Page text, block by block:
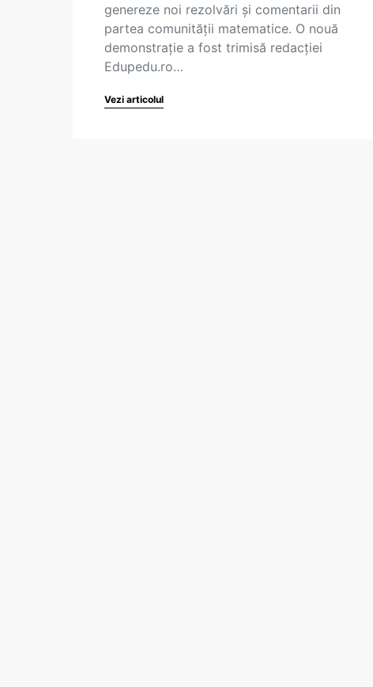
genereze noi rezolvări și comentarii din
partea comunității matematice. O nouă
demonstrație a fost trimisă redacției
Edupedu.ro…
Vezi articolul